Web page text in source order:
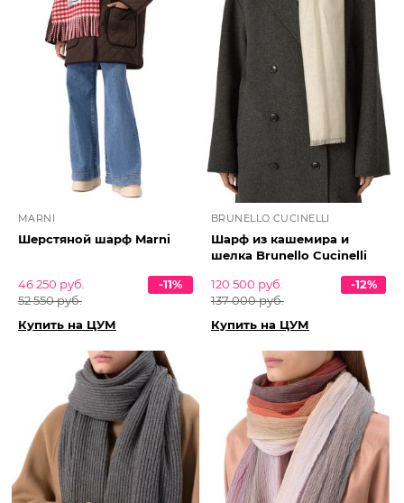
MARNI
Шерстяной шарф Marni
46 250 руб.
52 550 руб.
-11%
Купить на ЦУМ
BRUNELLO CUCINELLI
Шарф из кашемира и
шелка Brunello Cucinelli
120 500 руб.
137 000 руб.
-12%
Купить на ЦУМ